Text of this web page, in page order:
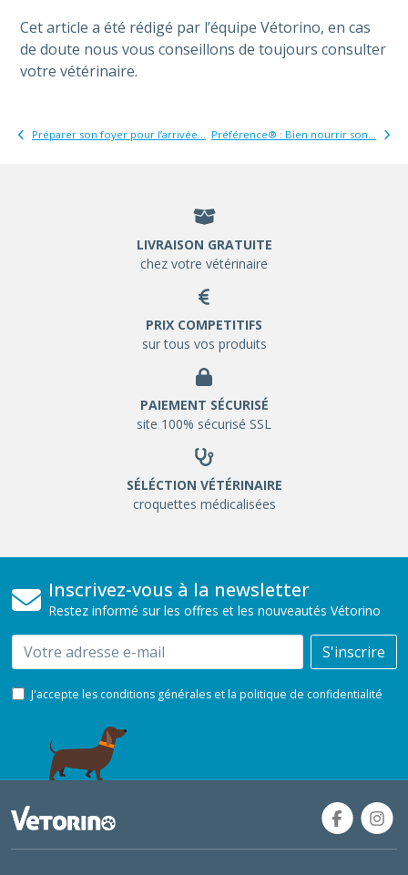
Cet article a été rédigé par l’équipe Vétorino, en cas
de doute nous vous conseillons de toujours consulter
votre vétérinaire.
Préparer son foyer pour l’arrivée... Préférence® : Bien nourrir son...
LIVRAISON GRATUITE
chez votre vétérinaire
PRIX COMPETITIFS
sur tous vos produits
PAIEMENT SÉCURISÉ
site 100% sécurisé SSL
SÉLÉCTION VÉTÉRINAIRE
croquettes médicalisées
Inscrivez-vous à la newsletter
Restez informé sur les offres et les nouveautés Vétorino
Email S'inscrire
J'accepte les conditions générales et la politique de confidentialité